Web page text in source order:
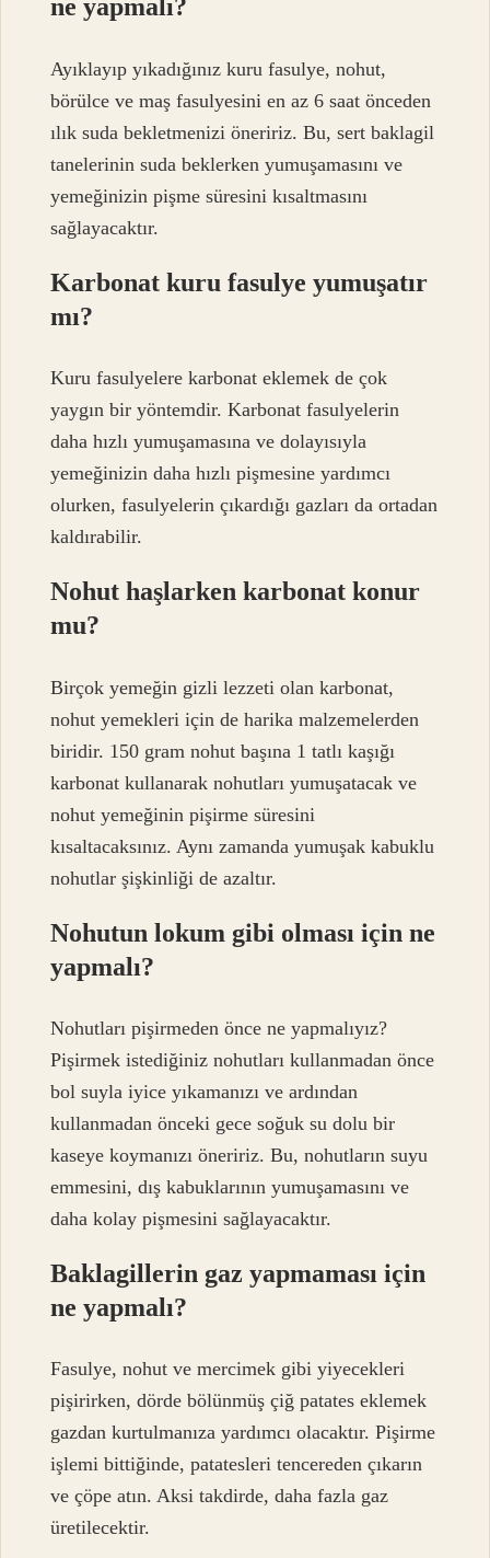
ne yapmalı?
Ayıklayıp yıkadığınız kuru fasulye, nohut,
börülce ve maş fasulyesini en az 6 saat önceden
ılık suda bekletmenizi öneririz. Bu, sert baklagil
tanelerinin suda beklerken yumuşamasını ve
yemeğinizin pişme süresini kısaltmasını
sağlayacaktır.
Karbonat kuru fasulye yumuşatır
mı?
Kuru fasulyelere karbonat eklemek de çok
yaygın bir yöntemdir. Karbonat fasulyelerin
daha hızlı yumuşamasına ve dolayısıyla
yemeğinizin daha hızlı pişmesine yardımcı
olurken, fasulyelerin çıkardığı gazları da ortadan
kaldırabilir.
Nohut haşlarken karbonat konur
mu?
Birçok yemeğin gizli lezzeti olan karbonat,
nohut yemekleri için de harika malzemelerden
biridir. 150 gram nohut başına 1 tatlı kaşığı
karbonat kullanarak nohutları yumuşatacak ve
nohut yemeğinin pişirme süresini
kısaltacaksınız. Aynı zamanda yumuşak kabuklu
nohutlar şişkinliği de azaltır.
Nohutun lokum gibi olması için ne
yapmalı?
Nohutları pişirmeden önce ne yapmalıyız?
Pişirmek istediğiniz nohutları kullanmadan önce
bol suyla iyice yıkamanızı ve ardından
kullanmadan önceki gece soğuk su dolu bir
kaseye koymanızı öneririz. Bu, nohutların suyu
emmesini, dış kabuklarının yumuşamasını ve
daha kolay pişmesini sağlayacaktır.
Baklagillerin gaz yapmaması için
ne yapmalı?
Fasulye, nohut ve mercimek gibi yiyecekleri
pişirirken, dörde bölünmüş çiğ patates eklemek
gazdan kurtulmanıza yardımcı olacaktır. Pişirme
işlemi bittiğinde, patatesleri tencereden çıkarın
ve çöpe atın. Aksi takdirde, daha fazla gaz
üretilecektir.